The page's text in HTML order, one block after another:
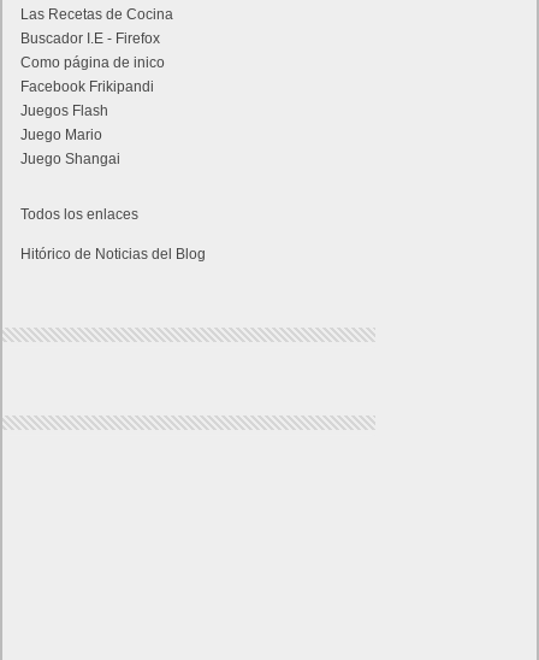
Las Recetas de Cocina
Buscador I.E - Firefox
Como página de inico
Facebook Frikipandi
Juegos Flash
Juego Mario
Juego Shangai
Todos los enlaces
Hitórico de Noticias del Blog